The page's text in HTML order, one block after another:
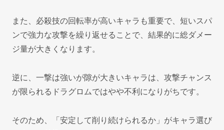
また、必殺技の回転率が高いキャラも重要で、短いスパ
ンで強力な攻撃を繰り返せることで、結果的に総ダメー
ジ量が大きくなります。
逆に、一撃は強いが隙が大きいキャラは、攻撃チャンス
が限られるドラグロムではやや不利になりがちです。
そのため、「安定して削り続けられるか」がキャラ選び